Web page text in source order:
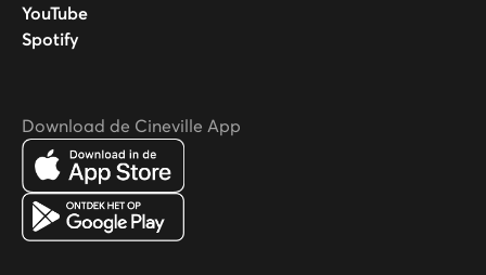
YouTube
Spotify
Download de Cineville App